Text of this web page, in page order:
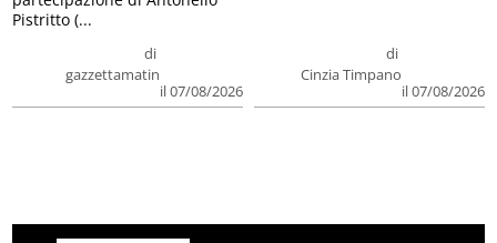
di
gazzettamatin
il 07/08/2026
Pistritto (...
di
Cinzia Timpano
il 07/08/2026